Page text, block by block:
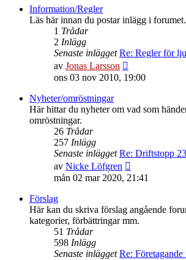
Information/Regler
Läs här innan du postar inlägg i forumet.
1 Trådar
2 Inlägg
Senaste inlägget Re: Regler för
av Jonas Larsson
till
inlägget
ons 03 nov 2010, 19:00
Nyheter/omröstningar
Här hittar du nyheter om vad som
omröstningar.
26 Trådar
257 Inlägg
Senaste inlägget Re: Driftstopp
av Nicke Löfgren
till
inlägget
mån 02 mar 2020, 21:41
Förslag
Här kan du skriva förslag angående
kategorier, förbättringar mm.
51 Trådar
598 Inlägg
Senaste inlägget Re: